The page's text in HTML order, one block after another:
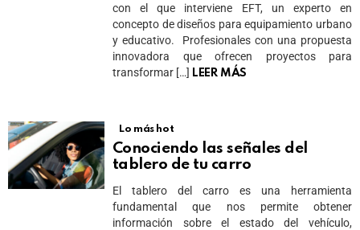
con el que interviene EFT, un experto en
concepto de diseños para equipamiento urbano
y educativo. Profesionales con una propuesta
innovadora que ofrecen proyectos para
transformar […] LEER MÁS
Lo más hot
Conociendo las señales del
tablero de tu carro
El tablero del carro es una herramienta
fundamental que nos permite obtener
información sobre el estado del vehículo,